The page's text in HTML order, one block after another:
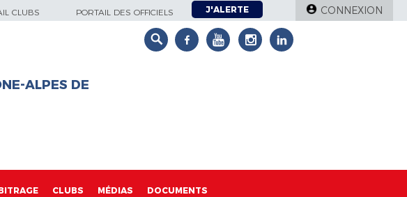
CLUBS PORTAIL DES OFFICIELS J'ALERTE CONNEXION
ALPES DE
CLUBS MÉDIAS DOCUMENTS